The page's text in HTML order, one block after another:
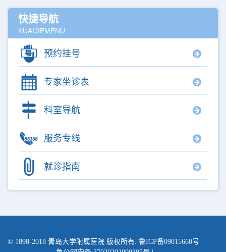
快捷导航
KUAIJIEMENU
预约挂号
专家坐诊表
科室导航
服务专线
就诊指南
© 1898-2018 青岛大学附属医院 版权所有. 鲁ICP备09015660号